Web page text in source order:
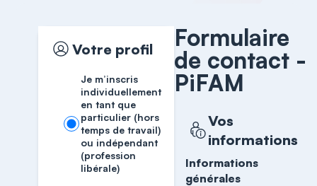
Votre profil
Je m’inscris
individuellement
en tant que
particulier (hors
temps de travail)
ou indépendant
(profession
libérale)
Formulaire
de contact -
PiFAM
Vos
informations
Informations
générales